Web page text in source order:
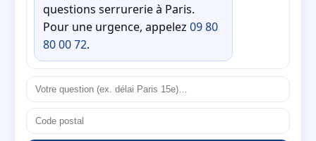
questions serrurerie à Paris.
Pour une urgence, appelez 09 80
80 00 72.